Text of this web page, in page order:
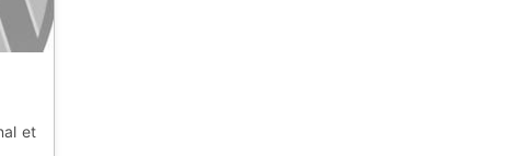
et